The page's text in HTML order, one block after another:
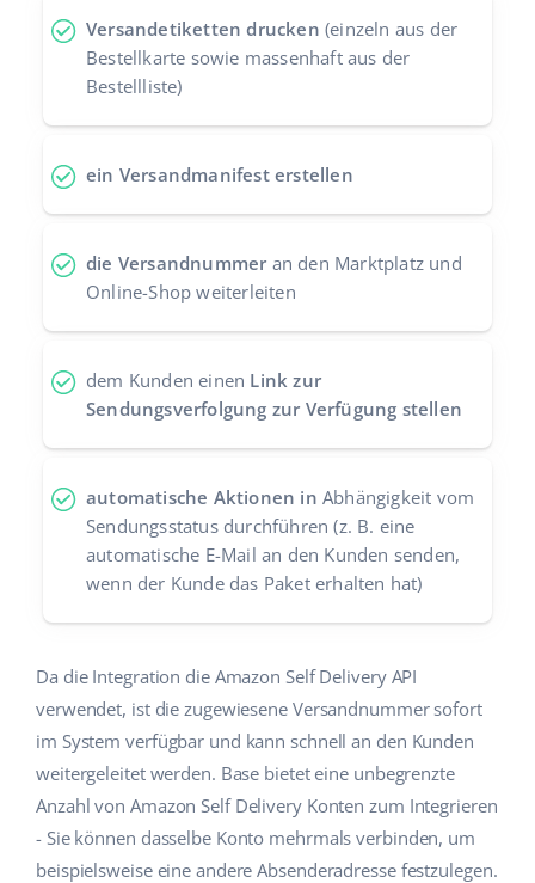
Ecosystem
Base Analytics
Base Connect
Base.com Audit
Vorteilsrechner
español (AR)
español (MX)
Français
Italiano
português (BR)
中文
Versandetiketten drucken (einzeln aus der
Bestellkarte sowie massenhaft aus der
Bestellliste)
ein Versandmanifest erstellen
die Versandnummer an den Marktplatz und
Online-Shop weiterleiten
dem Kunden einen Link zur
Sendungsverfolgung zur Verfügung stellen
automatische Aktionen in Abhängigkeit vom
Sendungsstatus durchführen (z. B. eine
automatische E-Mail an den Kunden senden,
wenn der Kunde das Paket erhalten hat)
Da die Integration die Amazon Self Delivery API
verwendet, ist die zugewiesene Versandnummer sofort
im System verfügbar und kann schnell an den Kunden
weitergeleitet werden. Base bietet eine unbegrenzte
Anzahl von Amazon Self Delivery Konten zum Integrieren
- Sie können dasselbe Konto mehrmals verbinden, um
beispielsweise eine andere Absenderadresse festzulegen.